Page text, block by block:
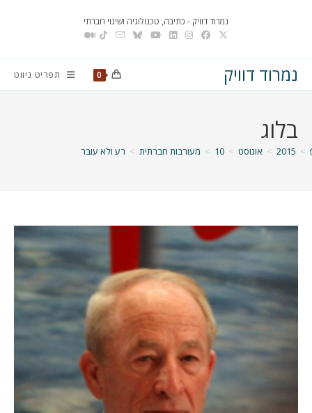
נמרוד דוויק - כתיבה, טכנולוגיה ושינוי חברתי
נמרוד דוויק 0 תפריט ניווט
בלוג
>
2015
> אוגוסט >
10
> מעורבות חברתית > רע ולא עובר